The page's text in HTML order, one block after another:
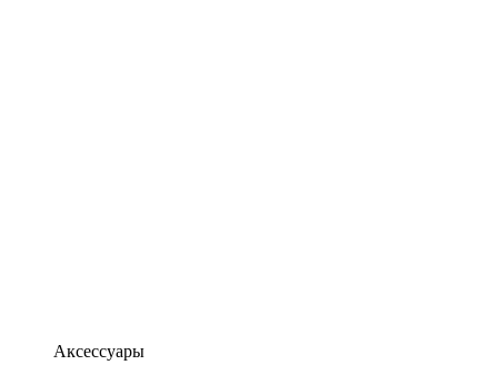
Аксессуары